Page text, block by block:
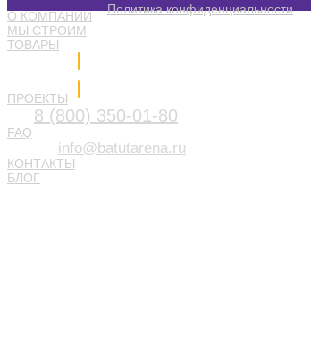
О КОМПАНИИ
МЫ СТРОИМ
ТОВАРЫ
ПРОЕКТЫ
8 (800) 350-01-80
FAQ
info@batutarena.ru
КОНТАКТЫ
БЛОГ
Политика конфиденциальности